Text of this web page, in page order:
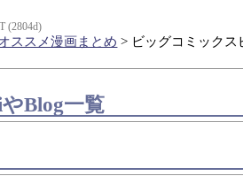
(2804d)
ススメ漫画まとめ > ビッグコミックス
Blog一覧